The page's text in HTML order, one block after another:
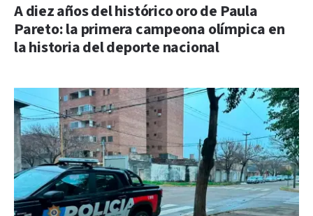
A diez años del histórico oro de Paula
Pareto: la primera campeona olímpica en
la historia del deporte nacional